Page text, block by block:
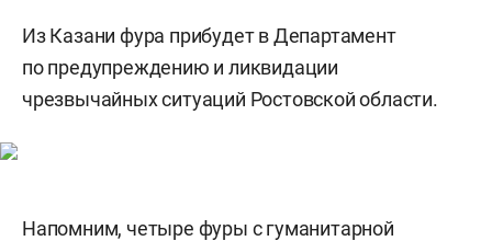
Из Казани фура прибудет в Департамент
по предупреждению и ликвидации
чрезвычайных ситуаций Ростовской области.
Напомним, четыре фуры с гуманитарной